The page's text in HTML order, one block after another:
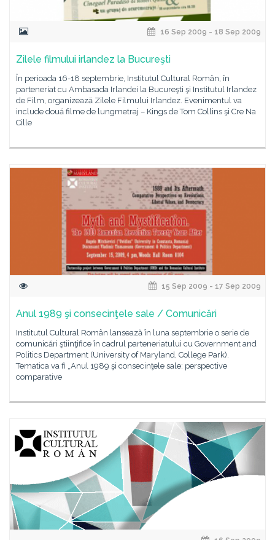
16 Sep 2009 - 18 Sep 2009
Zilele filmului irlandez la Bucureşti
În perioada 16-18 septembrie, Institutul Cultural Român, în
parteneriat cu Ambasada Irlandei la Bucureşti şi Institutul Irlandez
de Film, organizează Zilele Filmului Irlandez. Evenimentul va
include două filme de lungmetraj – Kings de Tom Collins şi Cre Na
Cille
15 Sep 2009 - 17 Sep 2009
Anul 1989 şi consecinţele sale / Comunicări
Institutul Cultural Român lansează în luna septembrie o serie de
comunicări ştiinţifice în cadrul parteneriatului cu Government and
Politics Department (University of Maryland, College Park).
Tematica va fi „Anul 1989 şi consecinţele sale: perspective
comparative